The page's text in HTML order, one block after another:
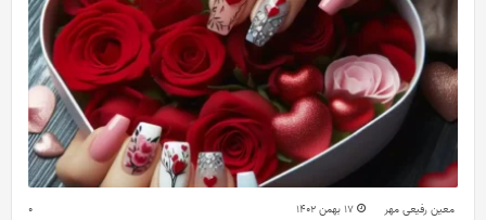
معین رفیعی مهر 17 بهمن 1402 0